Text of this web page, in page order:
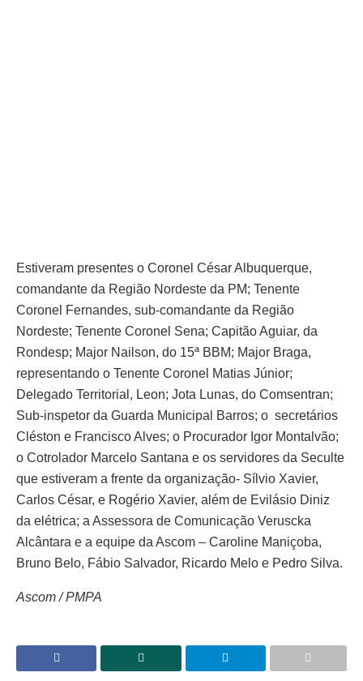
Estiveram presentes o Coronel César Albuquerque,
comandante da Região Nordeste da PM; Tenente
Coronel Fernandes, sub-comandante da Região
Nordeste; Tenente Coronel Sena; Capitão Aguiar, da
Rondesp; Major Nailson, do 15ª BBM; Major Braga,
representando o Tenente Coronel Matias Júnior;
Delegado Territorial, Leon; Jota Lunas, do Comsentran;
Sub-inspetor da Guarda Municipal Barros; o secretários
Cléston e Francisco Alves; o Procurador Igor Montalvão;
o Cotrolador Marcelo Santana e os servidores da Seculte
que estiveram a frente da organização- Sílvio Xavier,
Carlos César, e Rogério Xavier, além de Evilásio Diniz
da elétrica; a Assessora de Comunicação Veruscka
Alcântara e a equipe da Ascom – Caroline Maniçoba,
Bruno Belo, Fábio Salvador, Ricardo Melo e Pedro Silva.
Ascom / PMPA